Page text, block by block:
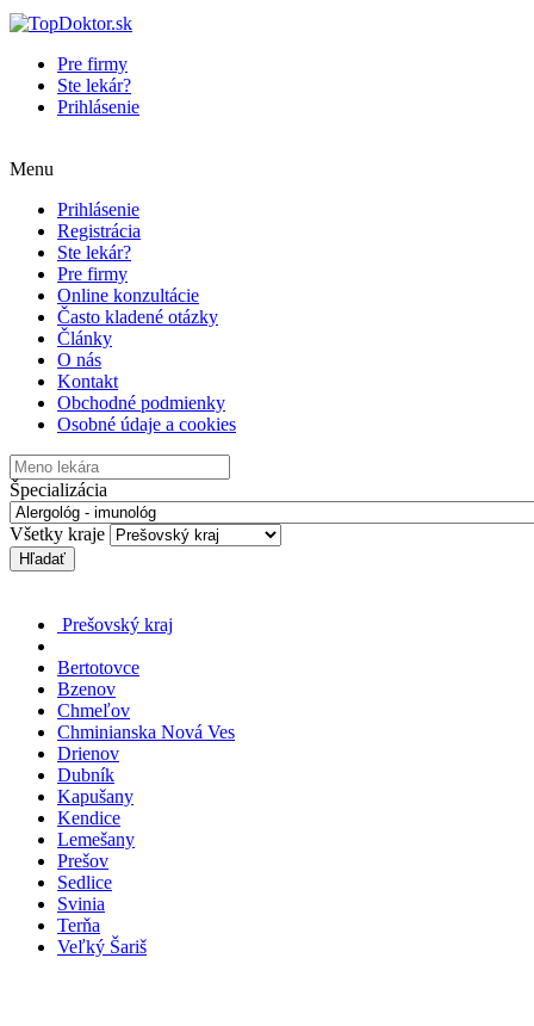
Pre firmy
Ste lekár?
Prihlásenie
Menu
Prihlásenie
Registrácia
Ste lekár?
Pre firmy
Online konzultácie
Často kladené otázky
Články
O nás
Kontakt
Obchodné podmienky
Osobné údaje a cookies
Špecializácia
Všetky kraje
Hľadať
Prešovský kraj
Bertotovce
Bzenov
Chmeľov
Chminianska Nová Ves
Drienov
Dubník
Kapušany
Kendice
Lemešany
Prešov
Sedlice
Svinia
Terňa
Veľký Šariš